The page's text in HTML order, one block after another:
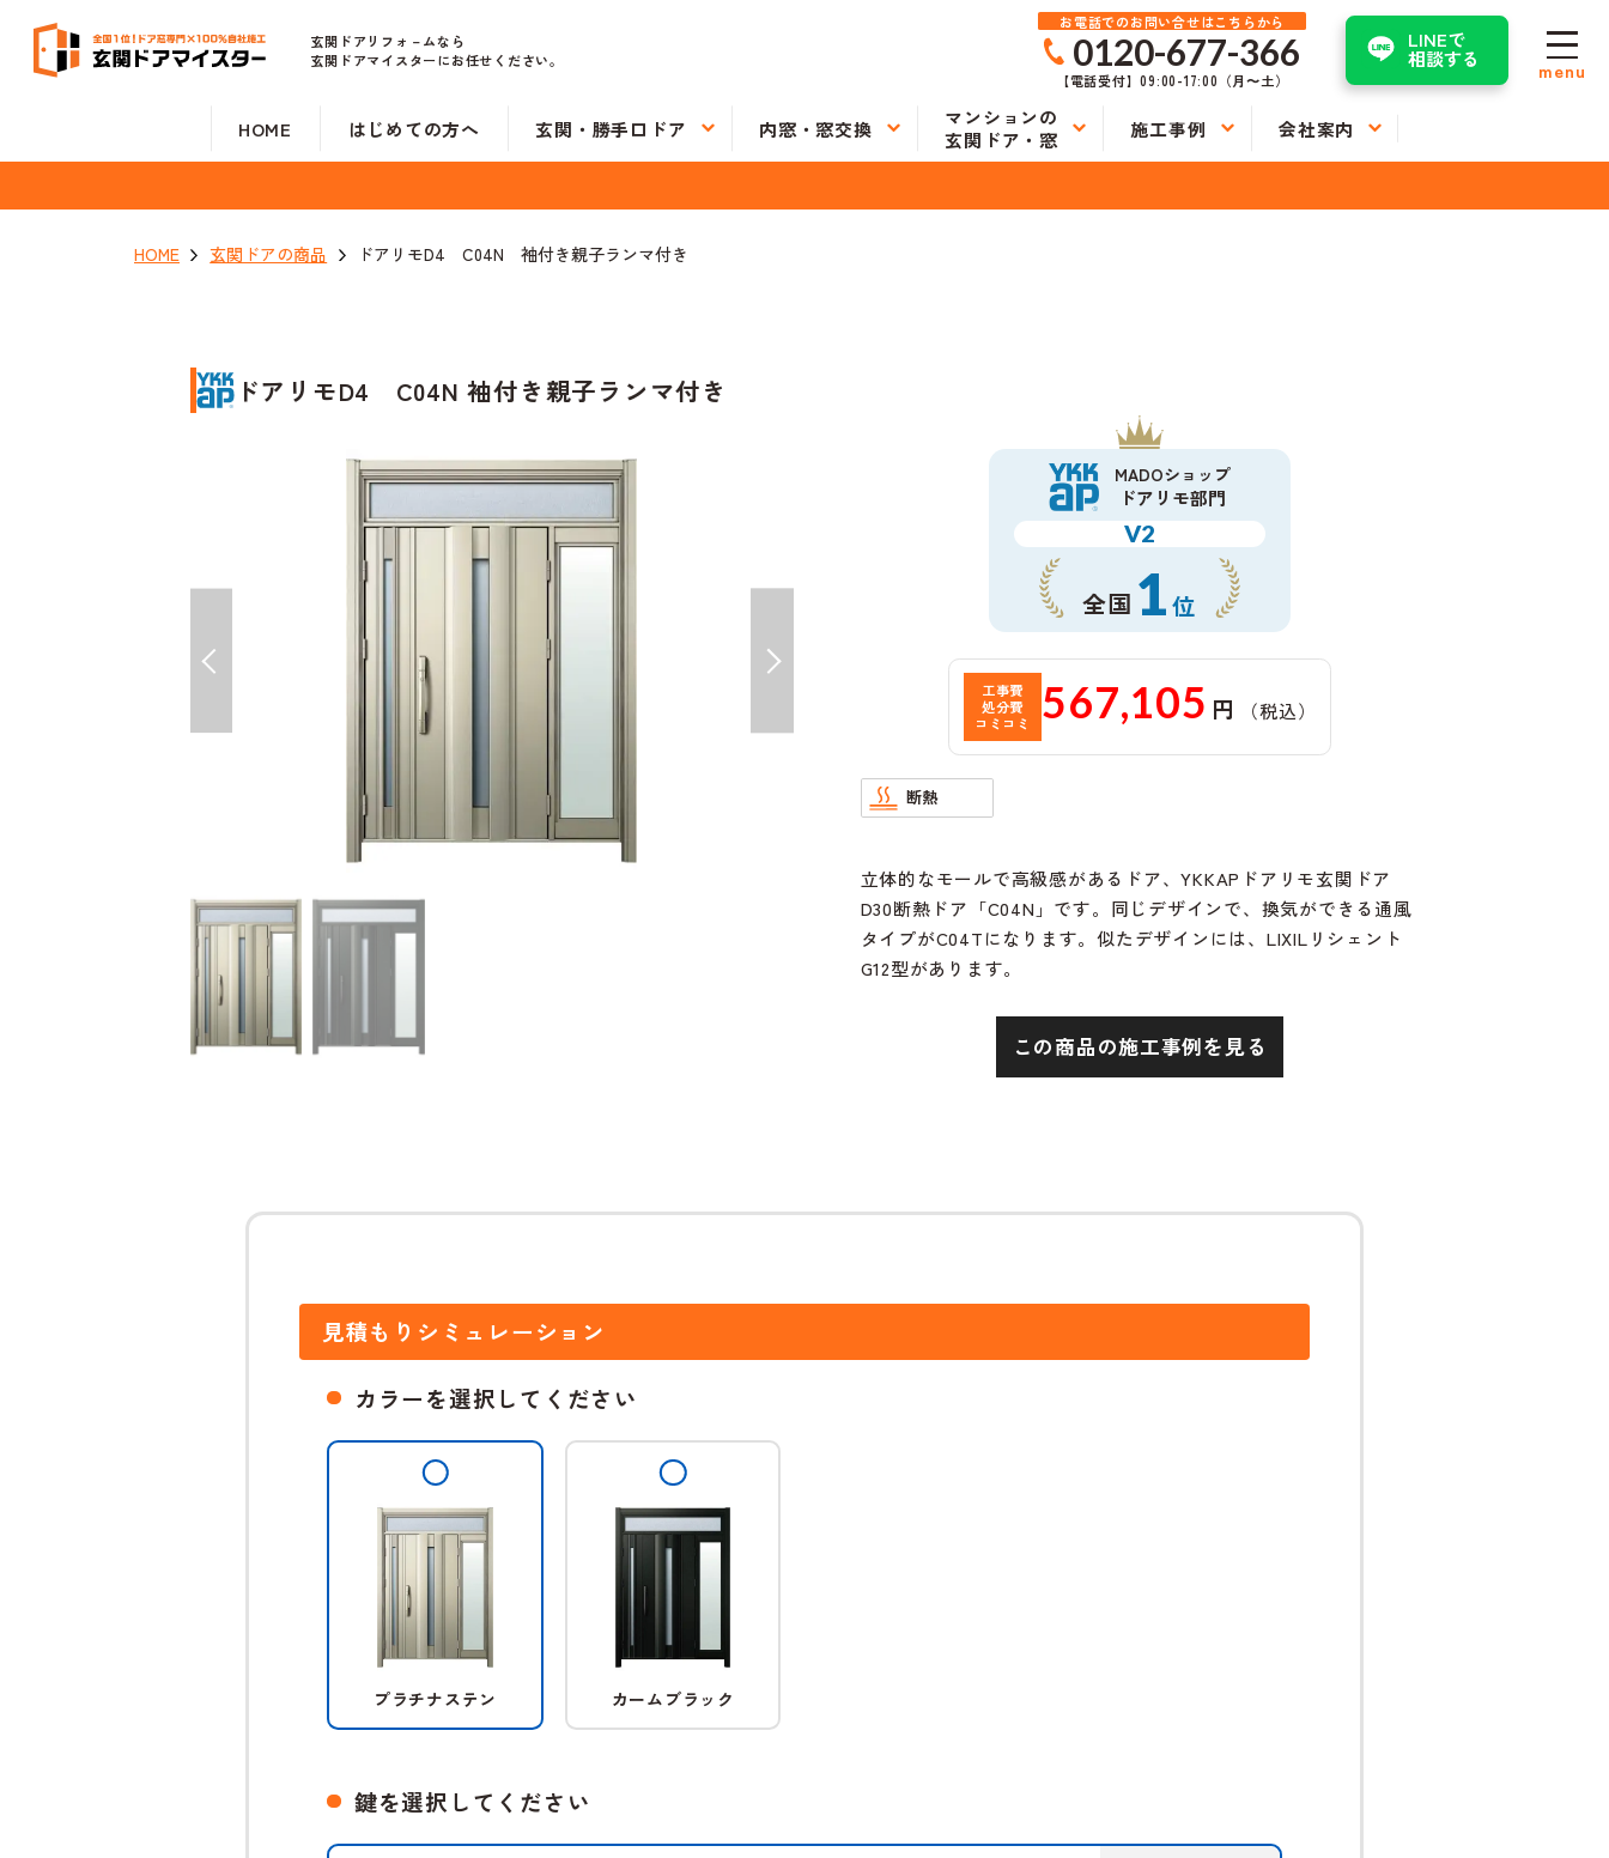
玄関ドアリフォ－ムなら
玄関ドアマイスターにお任せください。
お電話でのお問い合せはこちらから
0120-677-366
【電話受付】09:00-17:00（月〜土）
LINEで
相談する
HOME はじめての方へ 玄関・勝手口ドア 内窓・窓交換
マンションの
玄関ドア・窓
施工事例 会社案内
menu
HOME 玄関ドアの商品 ドアリモD4 C04N 袖付き親子ランマ付き
ドアリモD4 C04N 袖付き親子ランマ付き
MADOショップ
ドアリモ部門
V2
全国 1位
工事費
処分費
コミコミ
567,105 円 （税込）
断熱
立体的なモールで高級感があるドア、YKKAPドアリモ玄関ドア
D30断熱ドア「C04N」です。同じデザインで、換気ができる通風
タイプがC04Tになります。似たデザインには、LIXILリシェント
G12型があります。
この商品の施工事例を見る
見積もりシミュレーション
カラーを選択してください
プラチナステン カームブラック
鍵を選択してください